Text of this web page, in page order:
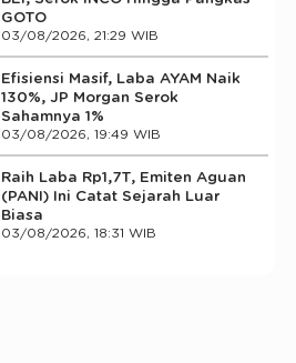
GOTO
03/08/2026, 21:29 WIB
Efisiensi Masif, Laba AYAM Naik
130%, JP Morgan Serok
Sahamnya 1%
03/08/2026, 19:49 WIB
Raih Laba Rp1,7T, Emiten Aguan
(PANI) Ini Catat Sejarah Luar
Biasa
03/08/2026, 18:31 WIB